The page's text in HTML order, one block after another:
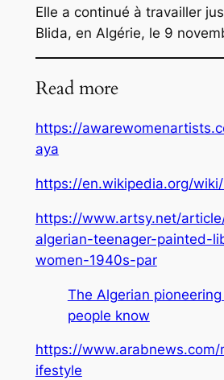
Elle a continué à travailler
Blida, en Algérie, le 9
Read more
https://
aya
https://en.wikipedia.org/
https://www.artsy.net/
algerian-teenager-painted-
women-1940s-par
The Algerian
people know
https://
ifestyle